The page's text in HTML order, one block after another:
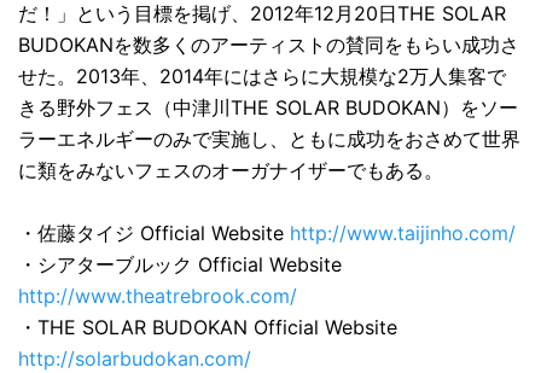
だ！」という目標を掲げ、2012年12月20日THE SOLAR
BUDOKANを数多くのアーティストの賛同をもらい成功さ
せた。2013年、2014年にはさらに大規模な2万人集客で
きる野外フェス（中津川THE SOLAR BUDOKAN）をソー
ラーエネルギーのみで実施し、ともに成功をおさめて世界
に類をみないフェスのオーガナイザーでもある。
・佐藤タイジ Official Website http://www.taijinho.com/
・シアターブルック Official Website
http://www.theatrebrook.com/
・THE SOLAR BUDOKAN Official Website
http://solarbudokan.com/